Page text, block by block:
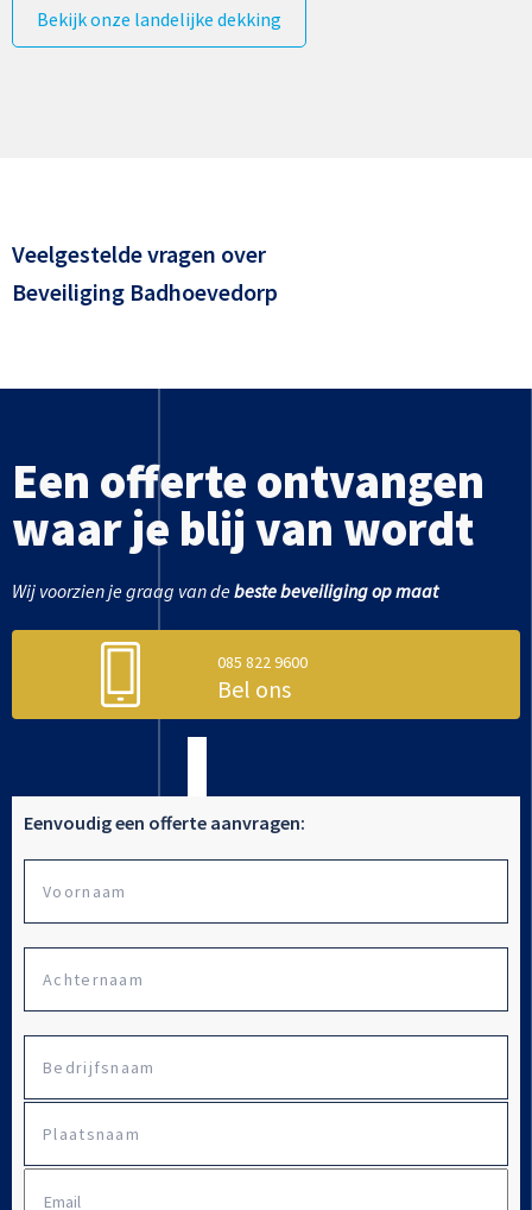
Bekijk onze landelijke dekking
Veelgestelde vragen over
Beveiliging Badhoevedorp
Een offerte ontvangen
waar je blij van wordt
Wij voorzien je graag van debeste beveiliging op maat
085 822 9600
Bel ons
Eenvoudig een offerte aanvragen:
Naam
Bedrijfsnaam
Plaatsnaam